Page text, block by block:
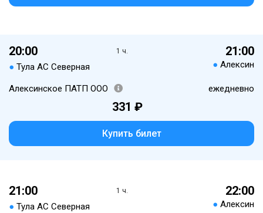
20:00
● Тула АС Северная
1 ч. 21:00
● Алексин
Алексинское ПАТП ООО ежедневно
331 ₽
Купить билет
21:00
● Тула АС Северная
1 ч. 22:00
● Алексин